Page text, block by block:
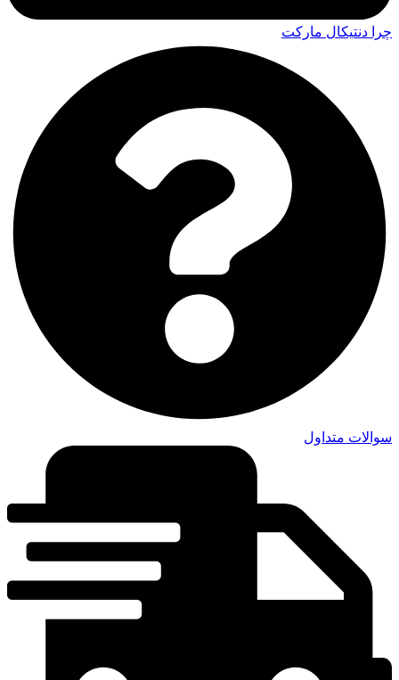
چرا دنتیکال مارکت
سوالات متداول